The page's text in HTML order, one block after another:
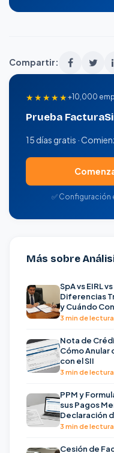
Compartir:
★★★★★+10,000
Prueba
15 días gratis ·
✅ Configuración
Más sobre
SpA vs EIRL
Diferencias
y Cuándo
3 min de lectura
Nota de
Cómo Anular
con el SII
3 min de lectura
PPM y
sus Pagos
Declaración
3 min de lectura
Cesión de